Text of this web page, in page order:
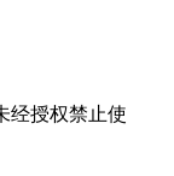
经授权禁止使